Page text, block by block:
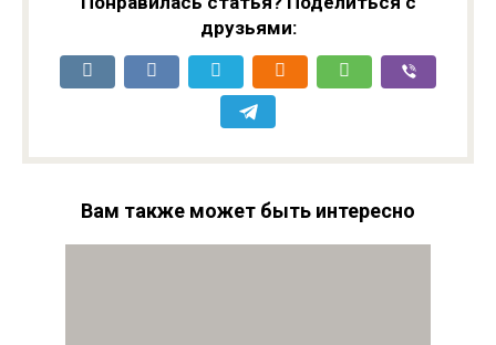
друзьями:
Вам также может быть интересно